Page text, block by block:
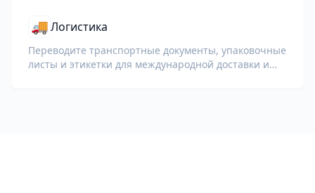
🚚Логистика
Переводите транспортные документы, упаковочные
листы и этикетки для международной доставки и